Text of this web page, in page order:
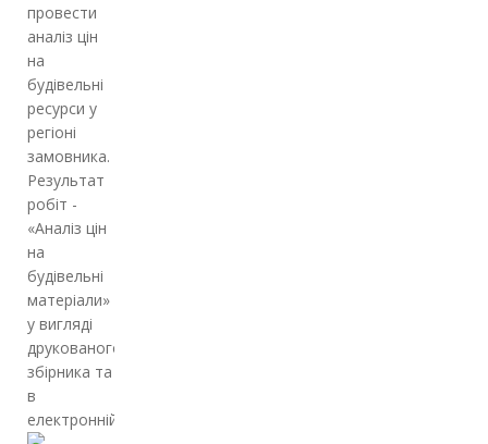
провести
аналіз цін
на
будівельні
ресурси у
регіоні
замовника.
Результат
робіт -
«Аналіз цін
на
будівельні
матеріали»
у вигляді
друкованого
збірника та
в
електронній…